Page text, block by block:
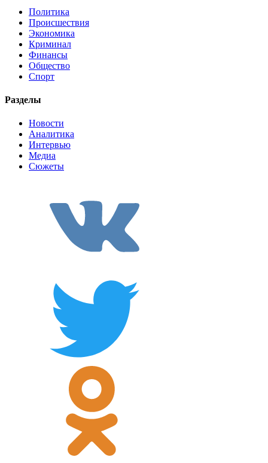
Политика
Происшествия
Экономика
Криминал
Финансы
Общество
Спорт
Разделы
Новости
Аналитика
Интервью
Медиа
Сюжеты